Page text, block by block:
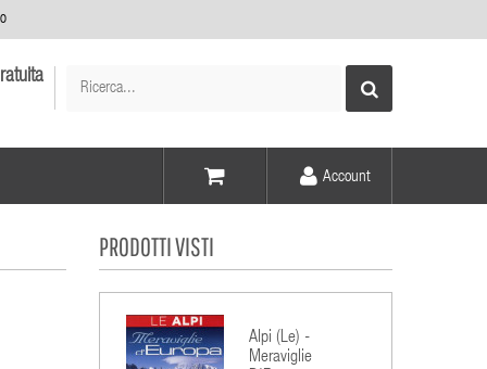
Elementi -
Account
PRODOTTI VISTI
Alpi (Le) -
Meraviglie